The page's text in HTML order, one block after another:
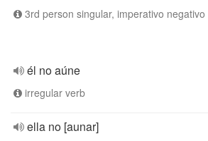
3rd person singular, imperativo negativo
él no aúne
irregular verb
ella no [aunar]